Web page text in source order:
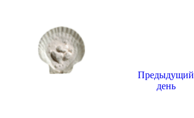
Предыдущий
день